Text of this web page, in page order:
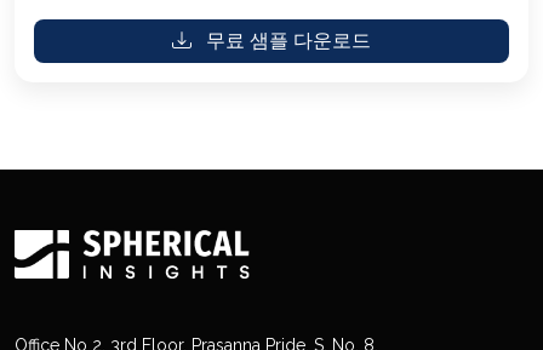
무료 샘플 다운로드
Office No 2, 3rd Floor, Prasanna Pride, S. No. 8,